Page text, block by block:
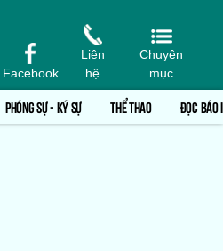
Facebook
Liên
hệ
Chuyên
mục
PHÓNG SỰ - KÝ SỰ THỂ THAO ĐỌC BÁO